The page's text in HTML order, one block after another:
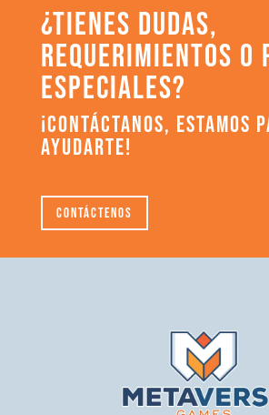
¿TIENES DUDAS,
REQUERIMIENTOS O
ESPECIALES?
¡CONTÁCTANOS, ESTAMOS
AYUDARTE!
Contáctenos